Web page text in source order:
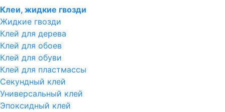
Клеи, жидкие гвозди
Жидкие гвозди
Клей для дерева
Клей для обоев
Клей для обуви
Клей для пластмассы
Секундный клей
Универсальный клей
Эпоксидный клей